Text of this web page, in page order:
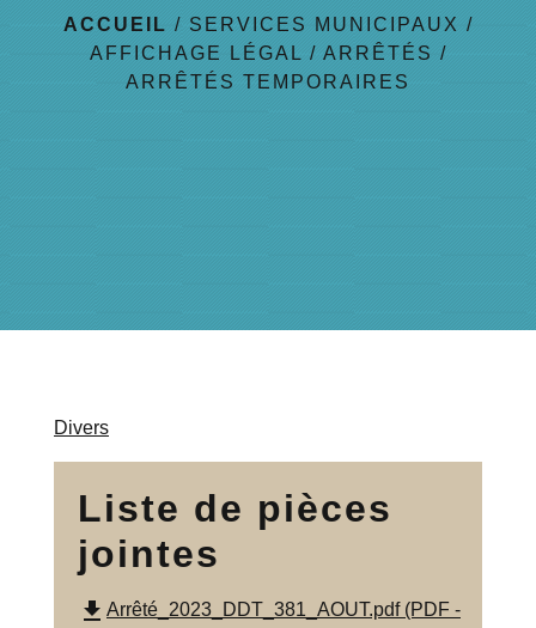
ACCUEIL / SERVICES MUNICIPAUX /
AFFICHAGE LÉGAL / ARRÊTÉS /
ARRÊTÉS TEMPORAIRES
Divers
Liste de pièces
jointes
file_download Arrêté_2023_DDT_381_AOUT.pdf (PDF -